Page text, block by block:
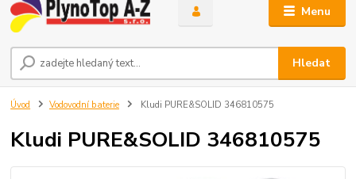
Menu
Hledat
Úvod Vodovodní baterie Kludi PURE&SOLID 346810575
Kludi PURE&SOLID 346810575